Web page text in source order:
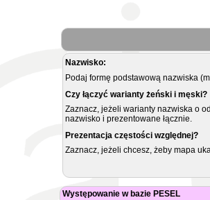
Nazwisko:
Podaj formę podstawową nazwiska
Czy łączyć warianty żeński i męski?
Zaznacz, jeżeli warianty nazwiska o
nazwisko i prezentowane łącznie.
Prezentacja częstości względnej?
Zaznacz, jeżeli chcesz, żeby mapa
Występowanie w bazie PESEL